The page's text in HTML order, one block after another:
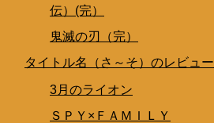
伝）(完）
鬼滅の刃（完）
タイトル名（さ～そ）のレビュー
3月のライオン
ＳＰＹ×ＦＡＭＩＬＹ